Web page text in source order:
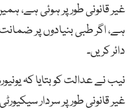
غیر قانونی طور پر ہوئی ہے،
ہے، اگر طبی بنیادوں پر
دائر کریں۔
نیب نے عدالت کو بتایا کہ
غیر قانونی طور پر سردار